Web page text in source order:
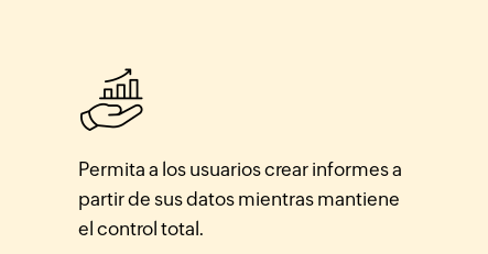
Permita a los usuarios crear informes a
partir de sus datos mientras mantiene
el control total.